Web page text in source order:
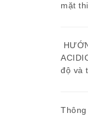
mặt
độ và